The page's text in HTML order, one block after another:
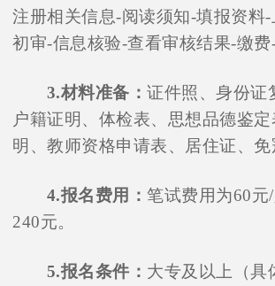
注册相关信息-阅读须知-填报资料
初审-信息核验-查看审核结果-缴费
3.材料准备：证件照、身份证
户籍证明、体检表、思想品德鉴
明、教师资格申请表、居住证、免
4.报名费用： 笔试费用为60元/
240元。
5.报名条件： 大专及以上（具